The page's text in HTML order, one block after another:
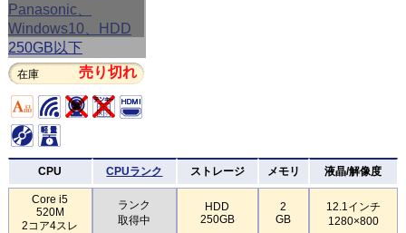
在庫 売り切れ
CPU CPUランク ストレージ メモリ 液晶/解像度
Core i5
520M
2コア4スレ
ランク
取得中
HDD
250GB
2
GB
12.1インチ
1280×800